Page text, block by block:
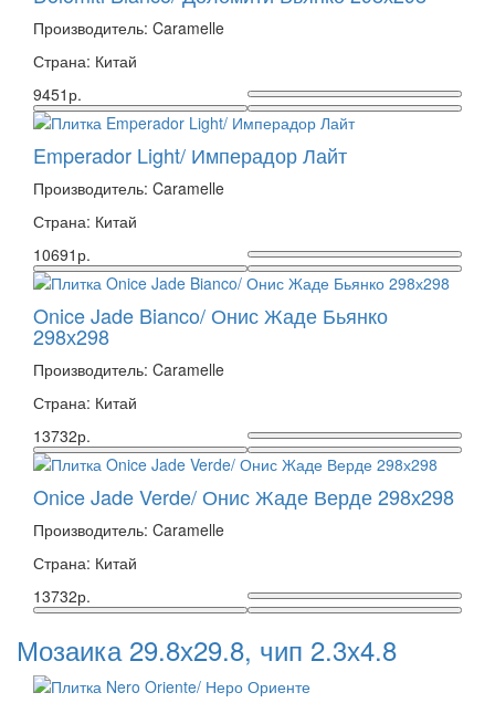
Производитель: Caramelle
Страна: Китай
9451р.
Emperador Light/ Имперадор Лайт
Производитель: Caramelle
Страна: Китай
10691р.
Onice Jade Bianco/ Онис Жаде Бьянко
298х298
Производитель: Caramelle
Страна: Китай
13732р.
Onice Jade Verde/ Онис Жаде Верде 298х298
Производитель: Caramelle
Страна: Китай
13732р.
Мозаика 29.8х29.8, чип 2.3х4.8